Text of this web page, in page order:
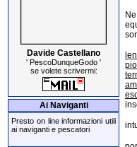
Davide Castellano
' PescoDunqueGodo '
se volete scrivermi:
Ai Naviganti
Presto on line informazioni utili
ai naviganti e pescatori